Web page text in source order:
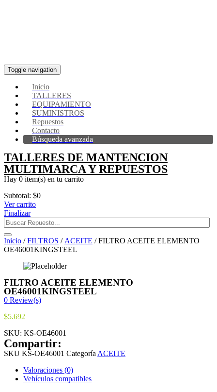
Toggle navigation
Inicio
TALLERES
EQUIPAMIENTO
SUMINISTROS
Repuestos
Contacto
Búsqueda avanzada
TALLERES DE MANTENCION
MULTIMARCA Y REPUESTOS
Hay 0 item(s) en tu carrito
Subtotal: $0
Ver carrito
Finalizar
Inicio /FILTROS / ACEITE / FILTRO ACEITE ELEMENTO
OE46001KINGSTEEL
FILTRO ACEITE ELEMENTO
OE46001KINGSTEEL
0 Review(s)
$5.692
SKU: KS-OE46001
Compartir:
SKU KS-OE46001 Categoría ACEITE
Valoraciones (0)
Vehículos compatibles